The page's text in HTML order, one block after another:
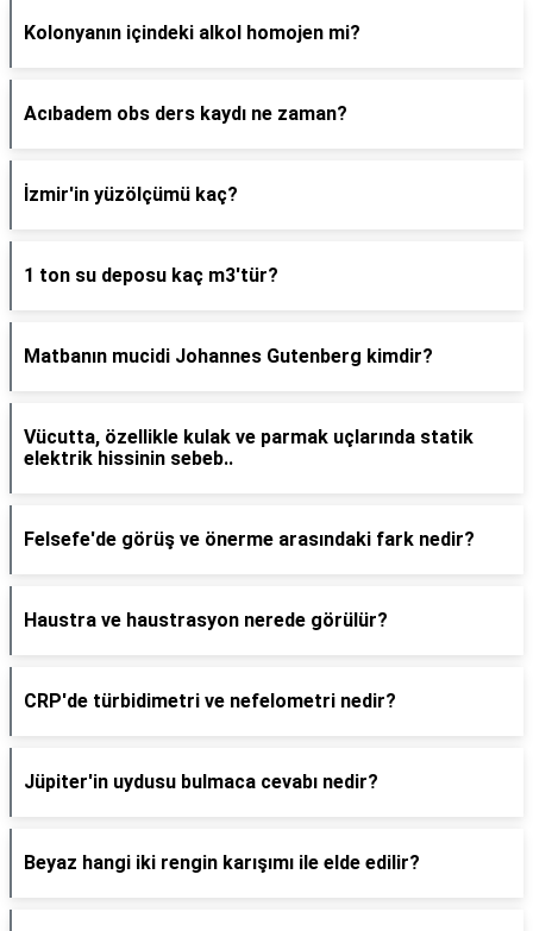
Kolonyanın içindeki alkol homojen mi?
Acıbadem obs ders kaydı ne zaman?
İzmir'in yüzölçümü kaç?
1 ton su deposu kaç m3'tür?
Matbanın mucidi Johannes Gutenberg kimdir?
Vücutta, özellikle kulak ve parmak uçlarında statik
elektrik hissinin sebeb..
Felsefe'de görüş ve önerme arasındaki fark nedir?
Haustra ve haustrasyon nerede görülür?
CRP'de türbidimetri ve nefelometri nedir?
Jüpiter'in uydusu bulmaca cevabı nedir?
Beyaz hangi iki rengin karışımı ile elde edilir?